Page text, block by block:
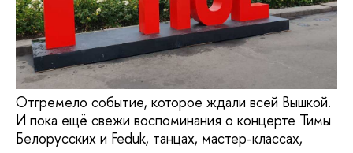
Отгремело событие, которое ждали всей Вышкой.
И пока ещё свежи воспоминания о концерте Тимы
Белорусских и Feduk, танцах, мастер-классах,